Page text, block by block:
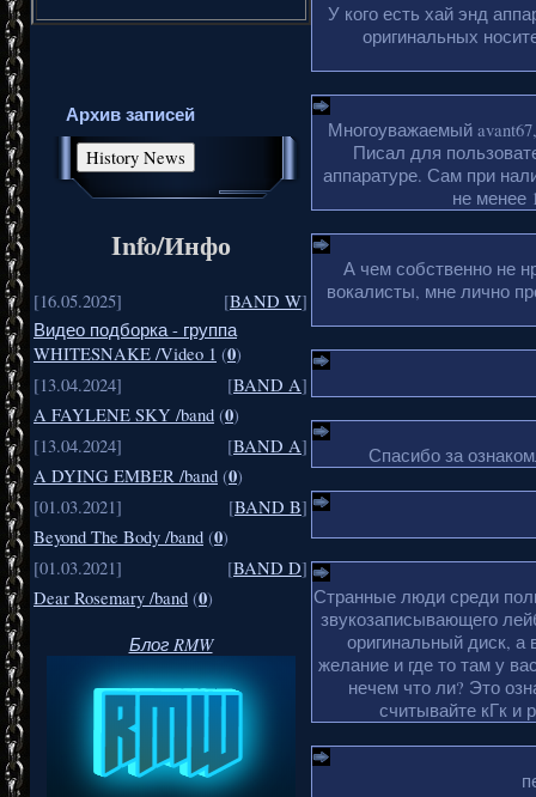
Архив записей
Info/Инфо
[16.05.2025] [BAND W]
Видео подборка - группа
WHITESNAKE /Video 1 (0)
[13.04.2024]
[BAND A]
A FAYLENE SKY /band (0)
[13.04.2024]
[BAND A]
A DYING EMBER /band (0)
[01.03.2021]
[BAND B]
Beyond The Body /band (0)
[01.03.2021]
[BAND D]
Dear Rosemary /band (0)
Блог RMW
У кого есть хай энд
оригинальных
Многоуважаемый
Писал для
аппаратуре. Сам при
не менее
А чем собственно не
вокалисты, мне лично
Спасибо за
Странные люди среди
звукозаписывающего
оригинальный диск, а
желание и где то там у
нечем что ли? Это
считывайте кГк и